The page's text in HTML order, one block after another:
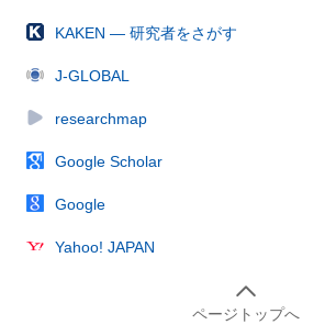
KAKEN — 研究者をさがす
J-GLOBAL
researchmap
Google Scholar
Google
Yahoo! JAPAN
ページトップへ